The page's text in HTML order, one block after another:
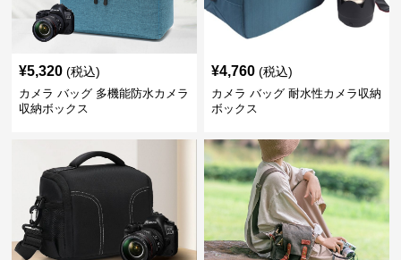
¥5,320 (税込)
カメラ バッグ 多機能防水カメラ
収納ボックス
¥4,760 (税込)
カメラ バッグ 耐水性カメラ収納
ボックス